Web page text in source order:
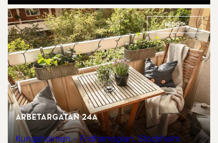
REDO™
Arbetargatan 24A
Kungsholmen - Fridhemsplan, Stockholm